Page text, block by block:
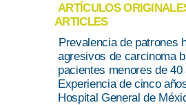
ARTÍCULOS
ARTICLES
Prevalencia de patrones
agresivos de carcinoma
pacientes menores de 40
Experiencia de cinco
Hospital General de